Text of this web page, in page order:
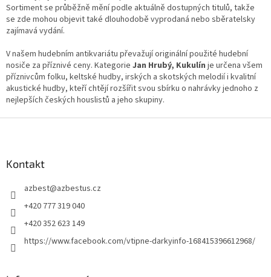
Sortiment se průběžně mění podle aktuálně dostupných titulů, takže
se zde mohou objevit také dlouhodobě vyprodaná nebo sběratelsky
zajímavá vydání.
V našem hudebním antikvariátu převažují originální použité hudební
nosiče za příznivé ceny. Kategorie Jan Hrubý, Kukulín je určena všem
příznivcům folku, keltské hudby, irských a skotských melodií i kvalitní
akustické hudby, kteří chtějí rozšířit svou sbírku o nahrávky jednoho z
nejlepších českých houslistů a jeho skupiny.
Kontakt
azbest@azbestus.cz
+420 777 319 040
+420 352 623 149
https://www.facebook.com/vtipne-darkyinfo-168415396612968/